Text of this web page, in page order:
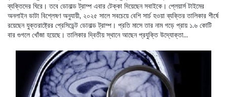
ব্যক্তিদের ঘিরে। তবে ডোনাল্ড ট্রাম্প এবার টেক্কা দিয়েছেন সবাইকে। প্লেয়ার্স টাইমের
অনলাইন ডাটা বিশ্লেষণ অনুযায়ী, ২০২৫ সালে সবচেয়ে বেশি সার্চ হওয়া ব্যক্তির তালিকার শীর্ষে
রয়েছেন যুক্তরাষ্ট্রের প্রেসিডেন্ট ডোনাল্ড ট্রাম্প। প্রতি মাসে তার নাম গড়ে প্রায় ১.৬ কোটি
বার গুগলে খোঁজা হয়েছে। তালিকার দ্বিতীয় স্থানে আছেন প্রযুক্তি উদ্যোক্তা...